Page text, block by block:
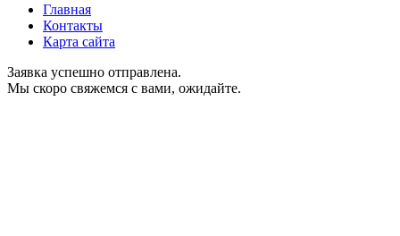
Главная
Контакты
Карта сайта
Заявка успешно отправлена.
Мы скоро свяжемся с вами, ожидайте.